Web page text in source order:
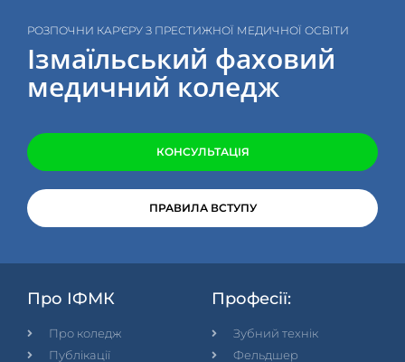
РОЗПОЧНИ КАР'ЄРУ З ПРЕСТИЖНОЇ МЕДИЧНОЇ ОСВІТИ
Ізмаїльський фаховий
медичний коледж
КОНСУЛЬТАЦІЯ
ПРАВИЛА ВСТУПУ
Про ІФМК
Про коледж
Публікації
Професії:
Зубний технік
Фельдшер